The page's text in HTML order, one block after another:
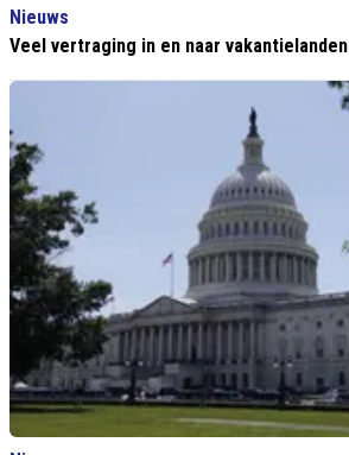
Nieuws
Veel vertraging in en naar vakantielanden